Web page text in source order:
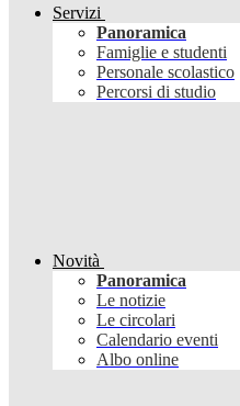
Servizi
Panoramica
Famiglie e studenti
Personale scolastico
Percorsi di studio
Novità
Panoramica
Le notizie
Le circolari
Calendario eventi
Albo online